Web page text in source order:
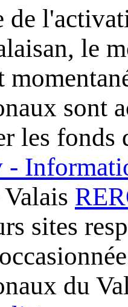
de
le
sont
les fonds
sites
du